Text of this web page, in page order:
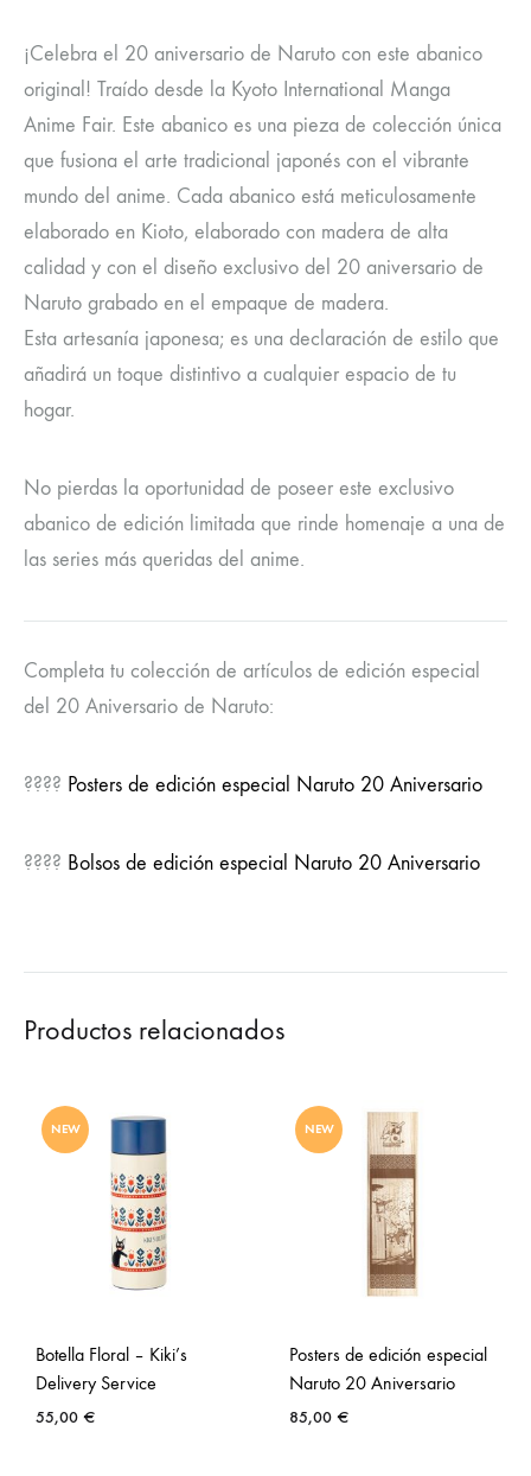
¡Celebra el 20 aniversario de Naruto con este abanico
original! Traído desde la Kyoto International Manga
Anime Fair. Este abanico es una pieza de colección única
que fusiona el arte tradicional japonés con el vibrante
mundo del anime. Cada abanico está meticulosamente
elaborado en Kioto, elaborado con madera de alta
calidad y con el diseño exclusivo del 20 aniversario de
Naruto grabado en el empaque de madera.
Esta artesanía japonesa; es una declaración de estilo que
añadirá un toque distintivo a cualquier espacio de tu
hogar.
No pierdas la oportunidad de poseer este exclusivo
abanico de edición limitada que rinde homenaje a una de
las series más queridas del anime.
Completa tu colección de artículos de edición especial
del 20 Aniversario de Naruto:
???? Posters de edición especial Naruto 20 Aniversario
???? Bolsos de edición especial Naruto 20 Aniversario
Productos relacionados
NEW
Botella Floral – Kiki’s
Delivery Service
55,00 €
NEW
Posters de edición especial
Naruto 20 Aniversario
85,00 €